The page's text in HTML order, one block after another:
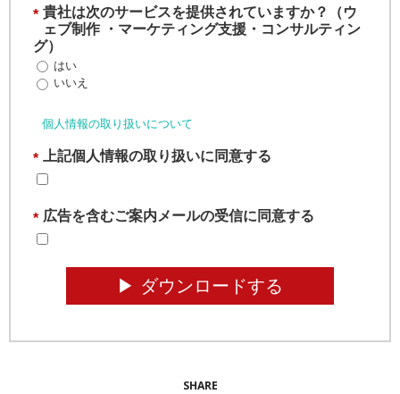
* 貴社は次のサービスを提供されていますか？（ウ
ェブ制作 ・マーケティング支援・コンサルティン
グ）
はい
いいえ
個人情報の取り扱いについて
* 上記個人情報の取り扱いに同意する
* 広告を含むご案内メールの受信に同意する
▶︎ ダウンロードする
SHARE